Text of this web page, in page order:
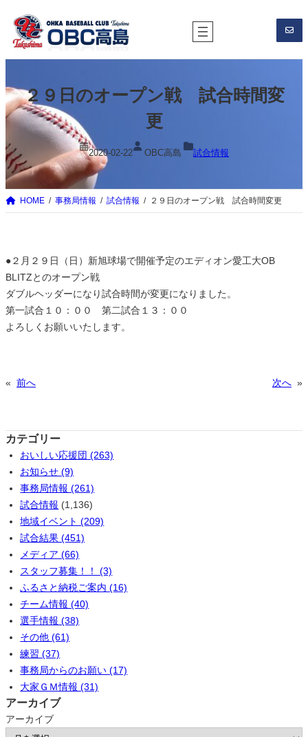
を
ス
ッ
プ
２９日のオープン戦 試合時間変
更
2020-02-22 OBC高島 試合情報
HOME 事務局情報 試合情報 ２９日のオープン戦 試合時間変更
●２月２９日（日）新旭球場で開催予定のエディオン愛工大OB
BLITZとのオープン戦
ダブルヘッダーになり試合時間が変更になりました。
第一試合１０：００ 第二試合１３：００
よろしくお願いいたします。
« 前へ 次へ »
カテゴリー
おいしい応援団 (263)
お知らせ (9)
事務局情報 (261)
試合情報 (1,136)
地域イベント (209)
試合結果 (451)
メディア (66)
スタッフ募集！！ (3)
ふるさと納税ご案内 (16)
チーム情報 (40)
選手情報 (38)
その他 (61)
練習 (37)
事務局からのお願い (17)
大家ＧＭ情報 (31)
アーカイブ
アーカイブ